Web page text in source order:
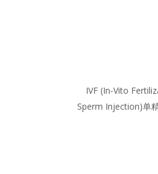
IVF (In-Vito
Sperm Injection)单